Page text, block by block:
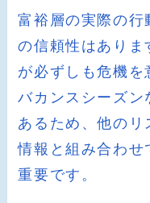
富裕層の実際の行
の信頼性はありま
が必ずしも危機を
バカンスシーズン
あるため、他のリ
情報と組み合わせ
重要です。